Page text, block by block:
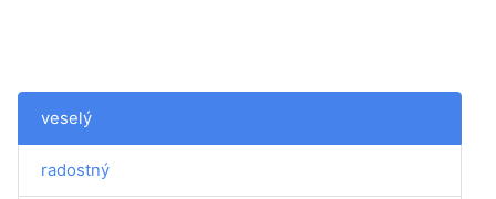
veselý
radostný